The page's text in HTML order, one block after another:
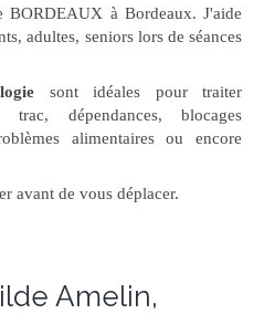
à Bordeaux. J'aide
adultes, seniors lors de séances
sont idéales pour traiter
trac, dépendances, blocages
alimentaires ou encore
avant de vous déplacer.
Amelin,